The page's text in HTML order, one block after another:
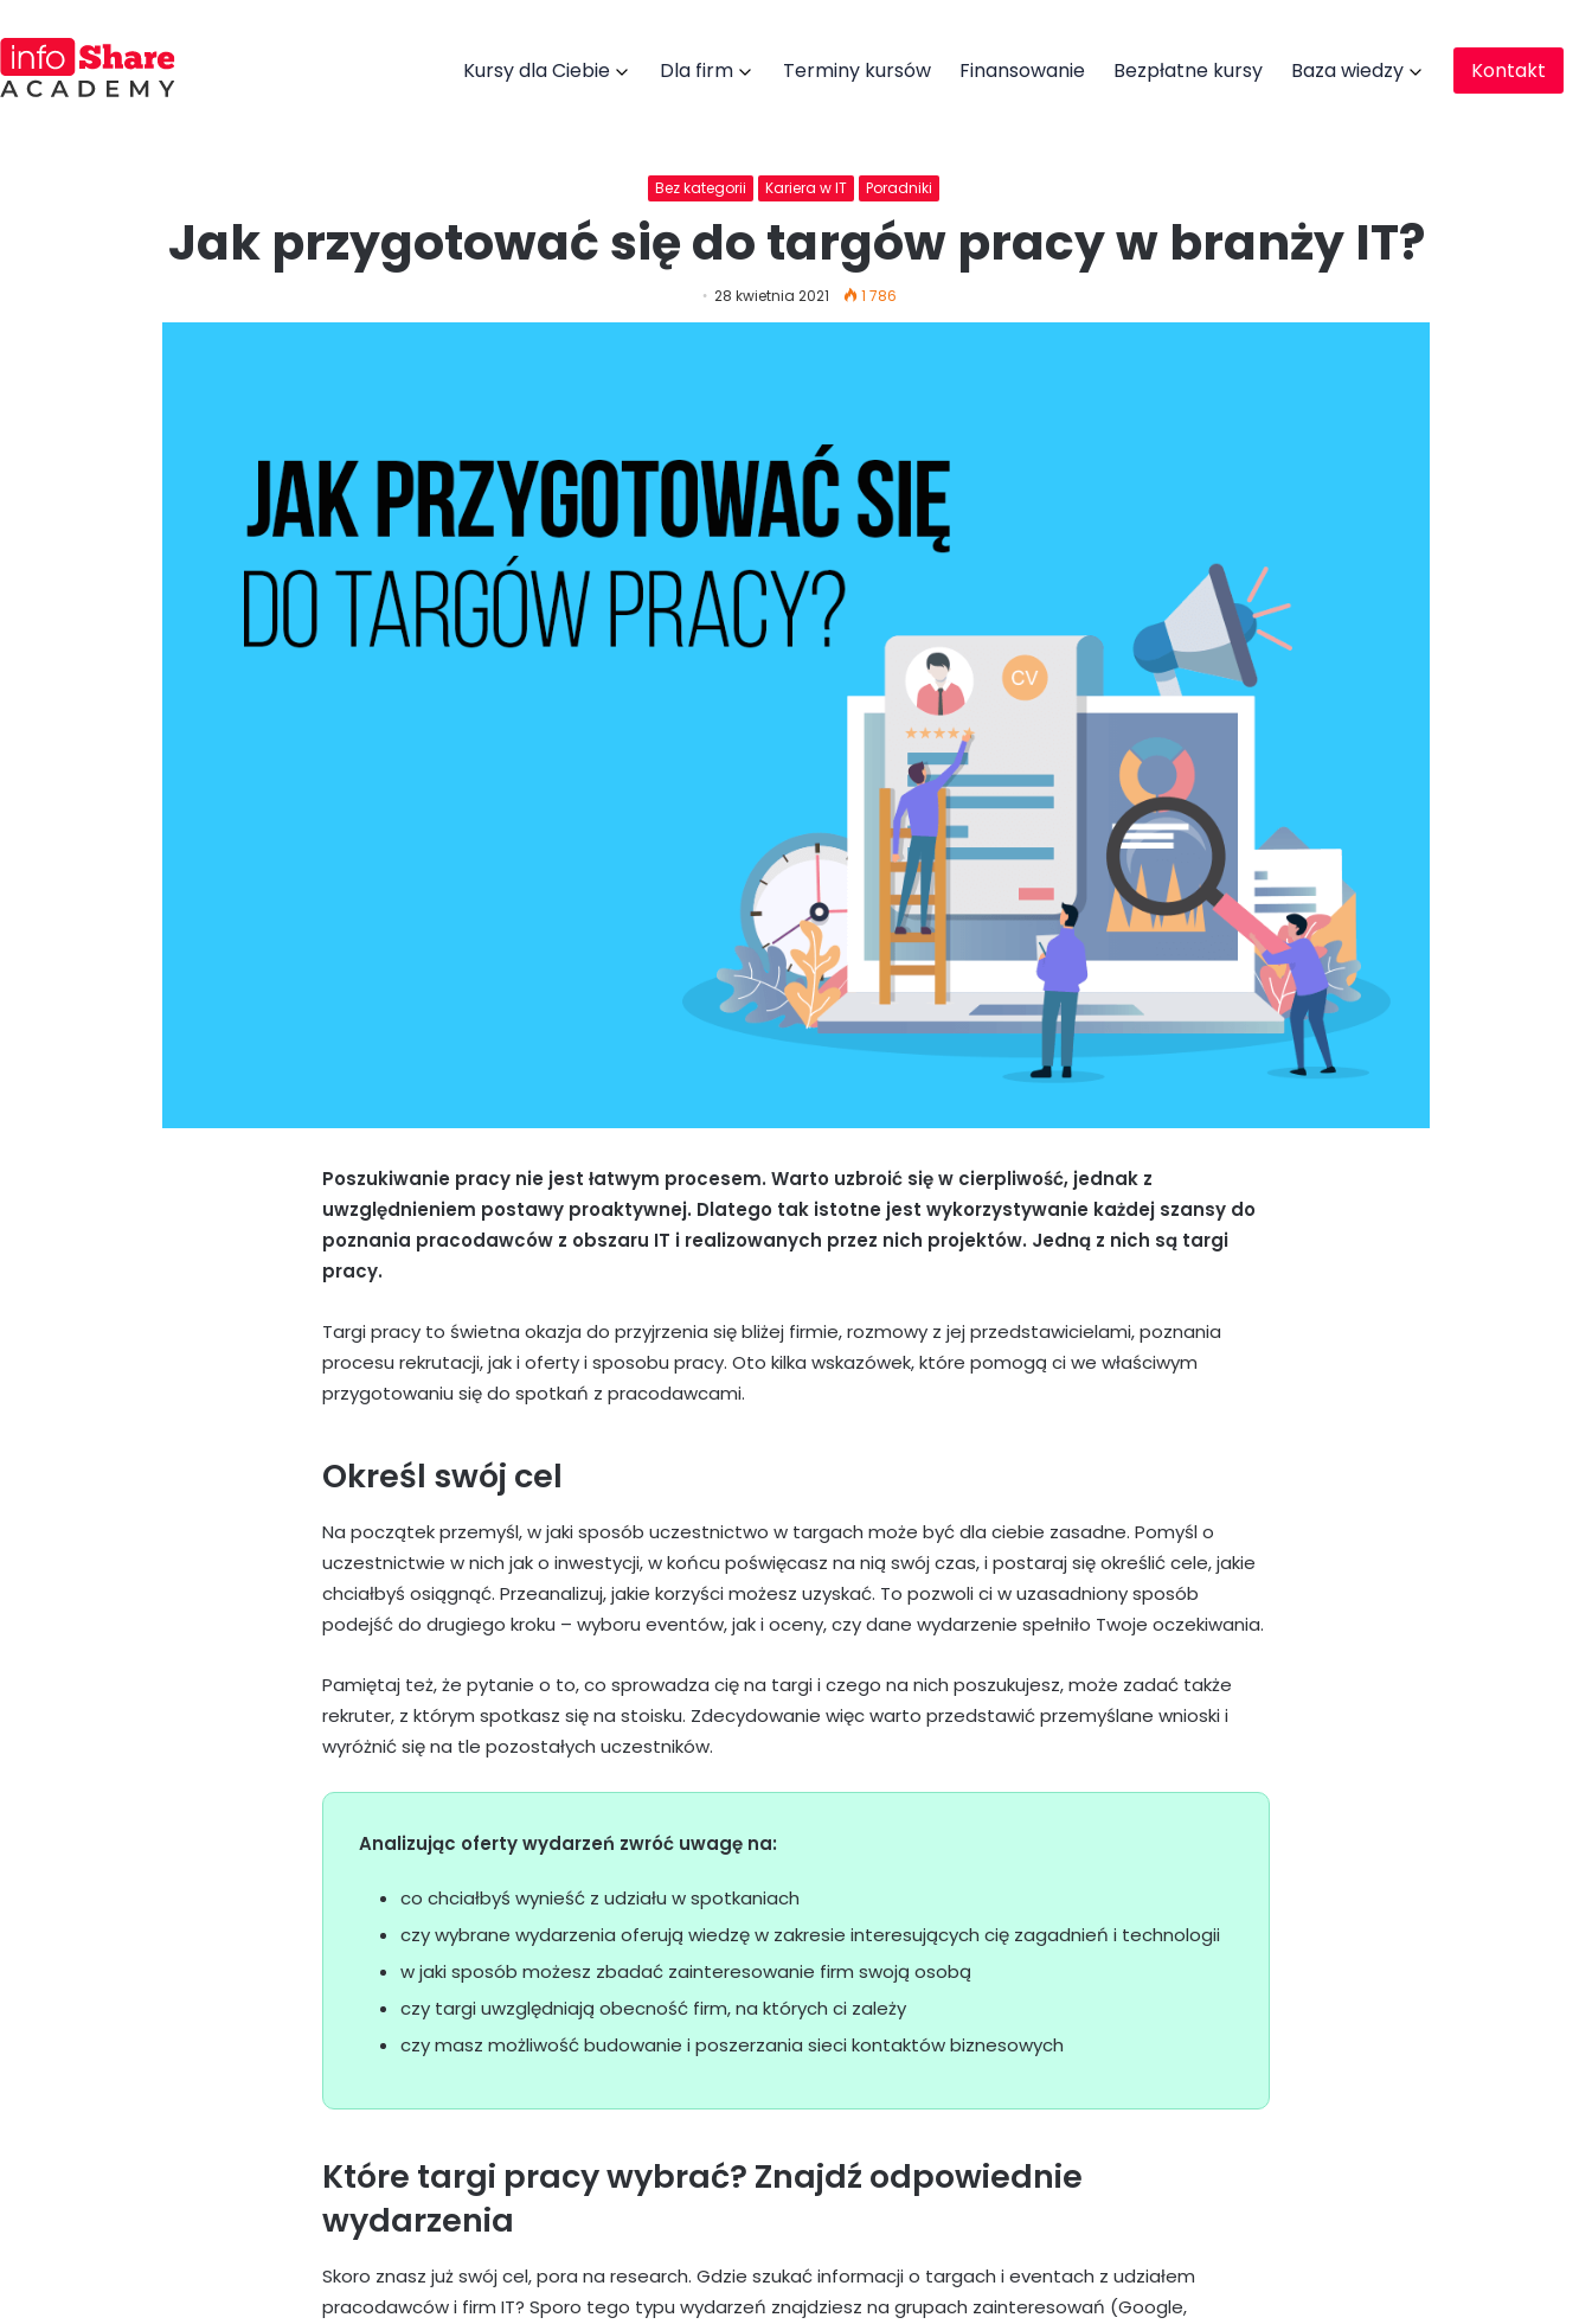
Kursy dla Ciebie Dla firm
Pobierz katalog szkoleń
Terminy kursów Finansowanie Bezpłatne kursy Baza wiedzy Kontakt
Bez kategorii Kariera w IT Poradniki
Jak przygotować się do targów pracy w branży IT?
28 kwietnia 2021 1 786
Poszukiwanie pracy nie jest łatwym procesem. Warto uzbroić się w cierpliwość, jednak z
uwzględnieniem postawy proaktywnej. Dlatego tak istotne jest wykorzystywanie każdej szansy do
poznania pracodawców z obszaru IT i realizowanych przez nich projektów. Jedną z nich są targi
pracy.
Targi pracy to świetna okazja do przyjrzenia się bliżej firmie, rozmowy z jej przedstawicielami, poznania
procesu rekrutacji, jak i oferty i sposobu pracy. Oto kilka wskazówek, które pomogą ci we właściwym
przygotowaniu się do spotkań z pracodawcami.
Określ swój cel
Na początek przemyśl, w jaki sposób uczestnictwo w targach może być dla ciebie zasadne. Pomyśl o
uczestnictwie w nich jak o inwestycji, w końcu poświęcasz na nią swój czas, i postaraj się określić cele, jakie
chciałbyś osiągnąć. Przeanalizuj, jakie korzyści możesz uzyskać. To pozwoli ci w uzasadniony sposób
podejść do drugiego kroku – wyboru eventów, jak i oceny, czy dane wydarzenie spełniło Twoje oczekiwania.
Pamiętaj też, że pytanie o to, co sprowadza cię na targi i czego na nich poszukujesz, może zadać także
rekruter, z którym spotkasz się na stoisku. Zdecydowanie więc warto przedstawić przemyślane wnioski i
wyróżnić się na tle pozostałych uczestników.
Analizując oferty wydarzeń zwróć uwagę na:
co chciałbyś wynieść z udziału w spotkaniach
czy wybrane wydarzenia oferują wiedzę w zakresie interesujących cię zagadnień i technologii
w jaki sposób możesz zbadać zainteresowanie firm swoją osobą
czy targi uwzględniają obecność firm, na których ci zależy
czy masz możliwość budowanie i poszerzania sieci kontaktów biznesowych
Które targi pracy wybrać? Znajdź odpowiednie
wydarzenia
Skoro znasz już swój cel, pora na research. Gdzie szukać informacji o targach i eventach z udziałem
pracodawców i firm IT? Sporo tego typu wydarzeń znajdziesz na grupach zainteresowań (Google,